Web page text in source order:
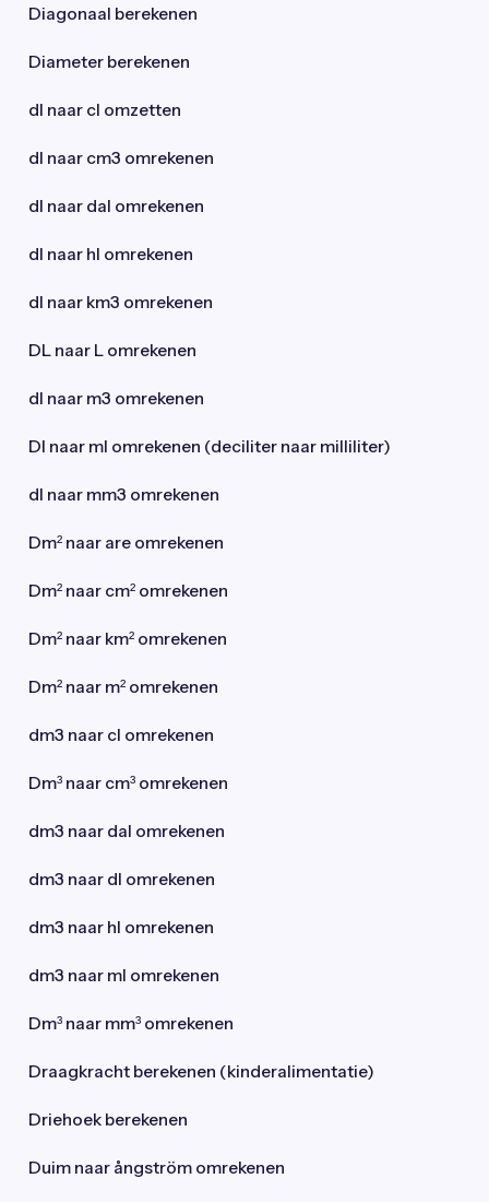
Diagonaal berekenen
Diameter berekenen
dl naar cl omzetten
dl naar cm3 omrekenen
dl naar dal omrekenen
dl naar hl omrekenen
dl naar km3 omrekenen
DL naar L omrekenen
dl naar m3 omrekenen
Dl naar ml omrekenen (deciliter naar milliliter)
dl naar mm3 omrekenen
Dm² naar are omrekenen
Dm² naar cm² omrekenen
Dm² naar km² omrekenen
Dm² naar m² omrekenen
dm3 naar cl omrekenen
Dm³ naar cm³ omrekenen
dm3 naar dal omrekenen
dm3 naar dl omrekenen
dm3 naar hl omrekenen
dm3 naar ml omrekenen
Dm³ naar mm³ omrekenen
Draagkracht berekenen (kinderalimentatie)
Driehoek berekenen
Duim naar ångström omrekenen